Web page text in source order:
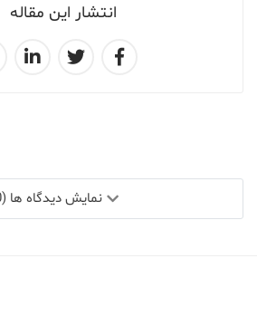
انتشار این مقاله
نمایش دیدگاه ها (0)